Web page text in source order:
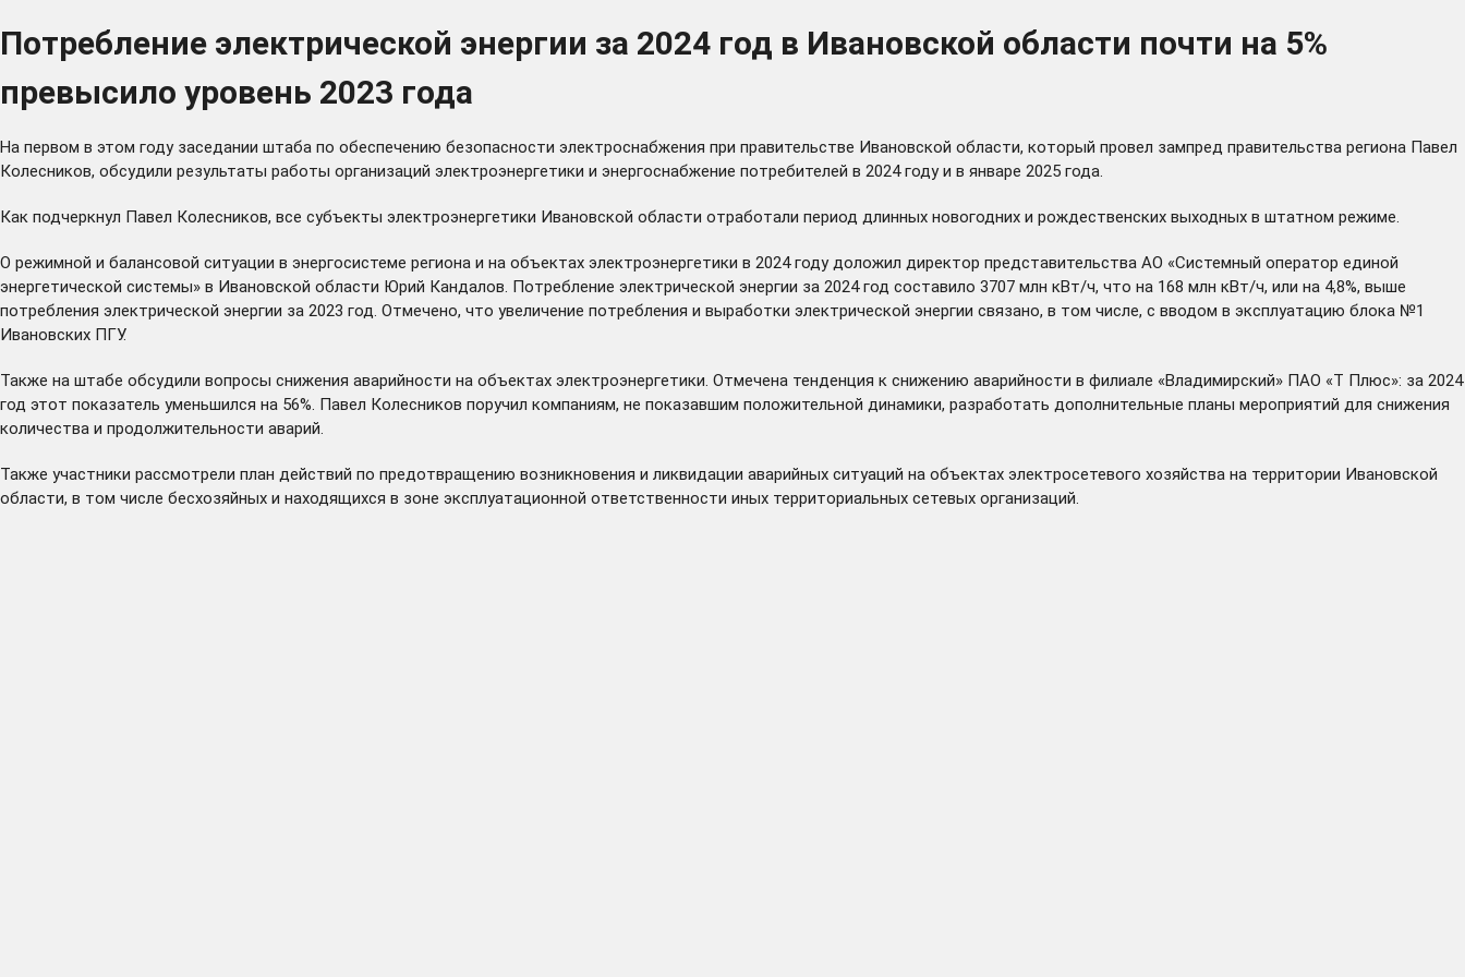
Потребление электрической энергии за 2024 год в Ивановской области почти на 5%
превысило уровень 2023 года
На первом в этом году заседании штаба по обеспечению безопасности электроснабжения при правительстве Ивановской области, который провел зампред правительства региона Павел
Колесников, обсудили результаты работы организаций электроэнергетики и энергоснабжение потребителей в 2024 году и в январе 2025 года.
Как подчеркнул Павел Колесников, все субъекты электроэнергетики Ивановской области отработали период длинных новогодних и рождественских выходных в штатном режиме.
О режимной и балансовой ситуации в энергосистеме региона и на объектах электроэнергетики в 2024 году доложил директор представительства АО «Системный оператор единой
энергетической системы» в Ивановской области Юрий Кандалов. Потребление электрической энергии за 2024 год составило 3707 млн кВт/ч, что на 168 млн кВт/ч, или на 4,8%, выше
потребления электрической энергии за 2023 год. Отмечено, что увеличение потребления и выработки электрической энергии связано, в том числе, с вводом в эксплуатацию блока №1
Ивановских ПГУ.
Также на штабе обсудили вопросы снижения аварийности на объектах электроэнергетики. Отмечена тенденция к снижению аварийности в филиале «Владимирский» ПАО «Т Плюс»: за 2024
год этот показатель уменьшился на 56%. Павел Колесников поручил компаниям, не показавшим положительной динамики, разработать дополнительные планы мероприятий для снижения
количества и продолжительности аварий.
Также участники рассмотрели план действий по предотвращению возникновения и ликвидации аварийных ситуаций на объектах электросетевого хозяйства на территории Ивановской
области, в том числе бесхозяйных и находящихся в зоне эксплуатационной ответственности иных территориальных сетевых организаций.